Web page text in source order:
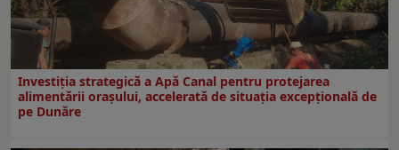
Investiția strategică a Apă Canal pentru protejarea
alimentării orașului, accelerată de situația excepțională de
pe Dunăre